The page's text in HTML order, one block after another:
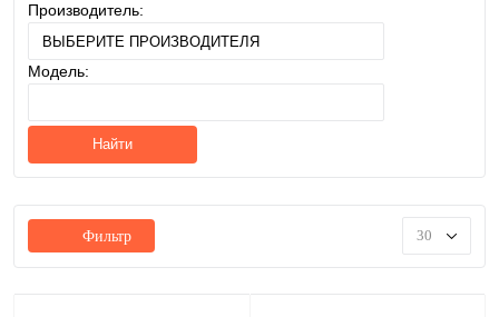
Производитель:
Модель:
Найти
Фильтр 30